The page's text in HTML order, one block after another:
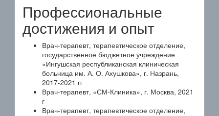
Профессиональные
достижения и опыт
Врач-терапевт, терапевтическое отделение,
государственное бюджетное учреждение
«Ингушская республиканская клиническая
больница им. А. О. Ахушкова», г. Назрань,
2017-2021 гг
Врач-терапевт, «СМ-Клиника», г. Москва, 2021
г
Врач-терапевт, терапевтическое отделение,